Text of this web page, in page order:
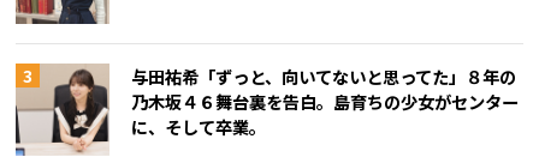
与田祐希「ずっと、向いてないと思ってた」８年の
乃木坂４６舞台裏を告白。島育ちの少女がセンター
に、そして卒業。